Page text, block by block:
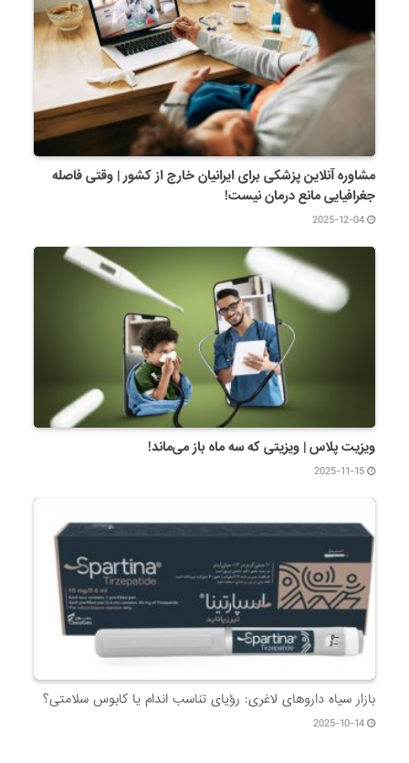
مشاوره آنلاین پزشکی برای ایرانیان خارج از کشور | وقتی فاصله
جغرافیایی مانع درمان نیست!
2025-12-04
ویزیت پلاس | ویزیتی که سه ماه باز می‌ماند!
2025-11-15
بازار سیاه داروهای لاغری: رؤیای تناسب اندام یا کابوس سلامتی؟
2025-10-14